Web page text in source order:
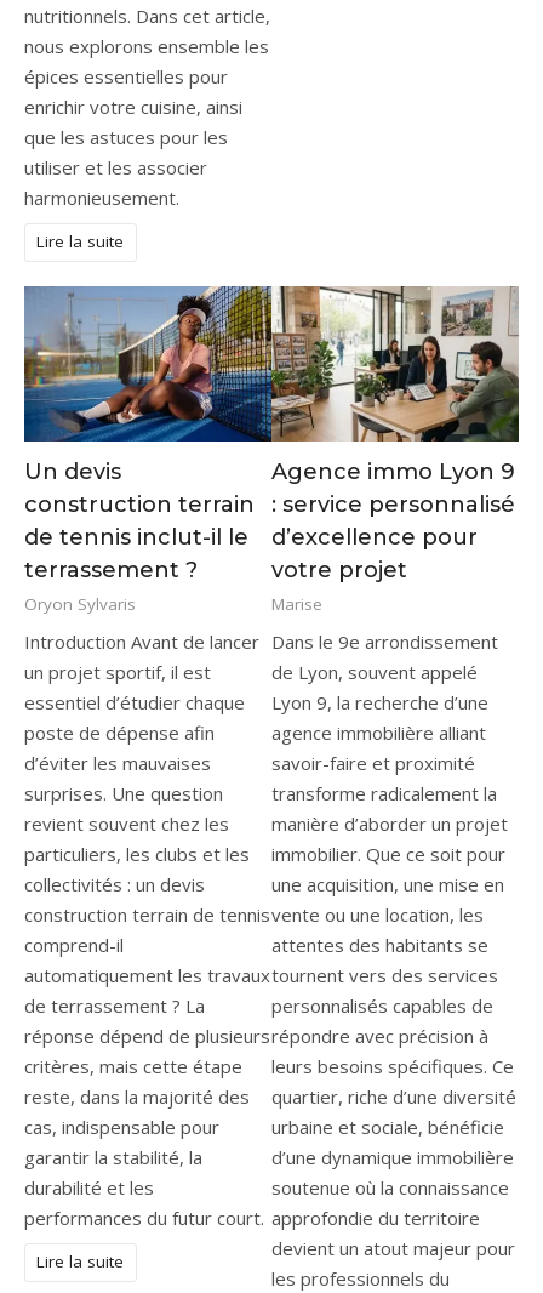
nutritionnels. Dans cet article,
nous explorons ensemble les
épices essentielles pour
enrichir votre cuisine, ainsi
que les astuces pour les
utiliser et les associer
harmonieusement.
Lire la suite
Un devis
construction terrain
de tennis inclut-il le
terrassement ?
Oryon Sylvaris
Introduction Avant de lancer
un projet sportif, il est
essentiel d’étudier chaque
poste de dépense afin
d’éviter les mauvaises
surprises. Une question
revient souvent chez les
particuliers, les clubs et les
collectivités : un devis
construction terrain de tennis
comprend-il
automatiquement les travaux
de terrassement ? La
réponse dépend de plusieurs
critères, mais cette étape
reste, dans la majorité des
cas, indispensable pour
garantir la stabilité, la
durabilité et les
performances du futur court.
Lire la suite
Agence immo Lyon 9
: service personnalisé
d’excellence pour
votre projet
Marise
Dans le 9e arrondissement
de Lyon, souvent appelé
Lyon 9, la recherche d’une
agence immobilière alliant
savoir-faire et proximité
transforme radicalement la
manière d’aborder un projet
immobilier. Que ce soit pour
une acquisition, une mise en
vente ou une location, les
attentes des habitants se
tournent vers des services
personnalisés capables de
répondre avec précision à
leurs besoins spécifiques. Ce
quartier, riche d’une diversité
urbaine et sociale, bénéficie
d’une dynamique immobilière
soutenue où la connaissance
approfondie du territoire
devient un atout majeur pour
les professionnels du